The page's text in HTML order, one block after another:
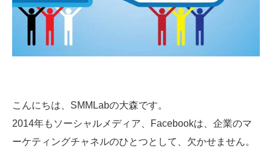
こんにちは、SMMLabの大森です。
2014年もソーシャルメディア、Facebookは、企業のマ
ーケティングチャネルのひとつとして、欠かせません。